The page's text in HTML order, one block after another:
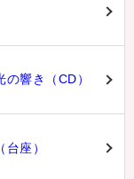
響き（CD）
座）